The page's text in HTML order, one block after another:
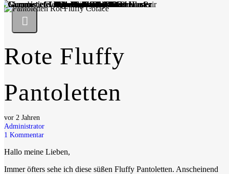
Rote Fluffy
Pantoletten
vor 2 Jahren
Administrator
1 Kommentar
Hallo meine Lieben,
Immer öfters sehe ich diese süßen Fluffy Pantoletten. Anscheinend